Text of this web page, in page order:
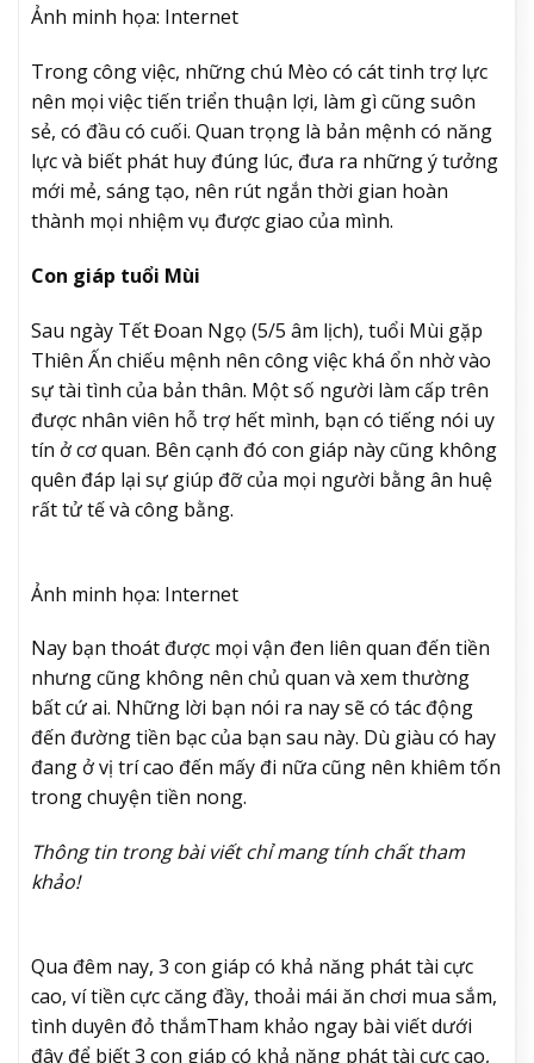
Ảnh minh họa: Internet
Trong công việc, những chú Mèo có cát tinh trợ lực
nên mọi việc tiến triển thuận lợi, làm gì cũng suôn
sẻ, có đầu có cuối. Quan trọng là bản mệnh có năng
lực và biết phát huy đúng lúc, đưa ra những ý tưởng
mới mẻ, sáng tạo, nên rút ngắn thời gian hoàn
thành mọi nhiệm vụ được giao của mình.
Con giáp tuổi Mùi
Sau ngày Tết Đoan Ngọ (5/5 âm lịch), tuổi Mùi gặp
Thiên Ấn chiếu mệnh nên công việc khá ổn nhờ vào
sự tài tình của bản thân. Một số người làm cấp trên
được nhân viên hỗ trợ hết mình, bạn có tiếng nói uy
tín ở cơ quan. Bên cạnh đó con giáp này cũng không
quên đáp lại sự giúp đỡ của mọi người bằng ân huệ
rất tử tế và công bằng.
Ảnh minh họa: Internet
Nay bạn thoát được mọi vận đen liên quan đến tiền
nhưng cũng không nên chủ quan và xem thường
bất cứ ai. Những lời bạn nói ra nay sẽ có tác động
đến đường tiền bạc của bạn sau này. Dù giàu có hay
đang ở vị trí cao đến mấy đi nữa cũng nên khiêm tốn
trong chuyện tiền nong.
Thông tin trong bài viết chỉ mang tính chất tham
khảo!
Qua đêm nay, 3 con giáp có khả năng phát tài cực
cao, ví tiền cực căng đầy, thoải mái ăn chơi mua sắm,
tình duyên đỏ thắmTham khảo ngay bài viết dưới
đây để biết 3 con giáp có khả năng phát tài cực cao,